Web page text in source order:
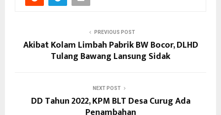
PREVIOUS POST
Akibat Kolam Limbah Pabrik BW Bocor, DLHD
Tulang Bawang Lansung Sidak
NEXT POST
DD Tahun 2022, KPM BLT Desa Curug Ada